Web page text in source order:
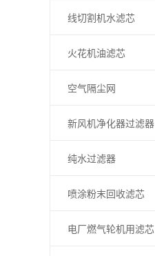
线切割机水滤芯
火花机油滤芯
空气隔尘网
新风机净化器过滤器
纯水过滤器
喷涂粉末回收滤芯
电厂燃气轮机用滤芯